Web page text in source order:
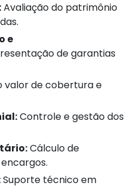
Avaliação do patrimônio
e
de garantias
valor de cobertura e
Controle e gestão dos
Cálculo de
Suporte técnico em